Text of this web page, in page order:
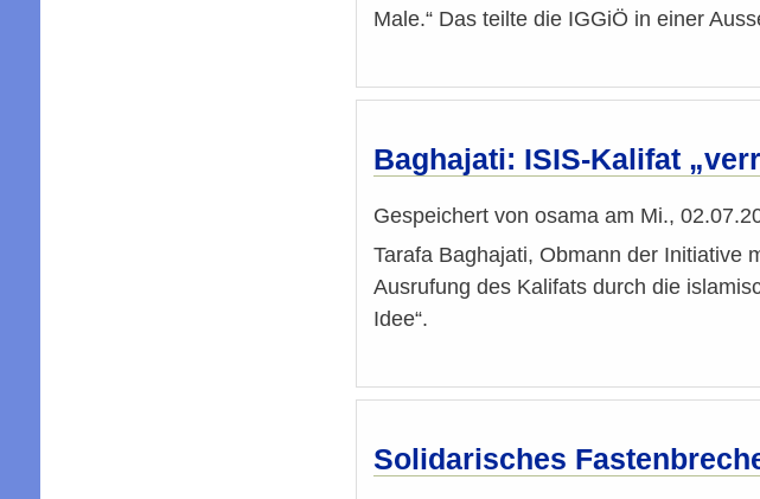
Male.“ Das teilte die IGGiÖ in einer
Baghajati: ISIS-Kalifat
Gespeichert von osamaam Mi.,
Tarafa Baghajati, Obmann der Initiative
Ausrufung des Kalifats durch die
Idee“.
Solidarisches